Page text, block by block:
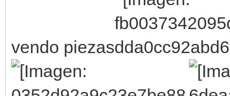
vendo piezas